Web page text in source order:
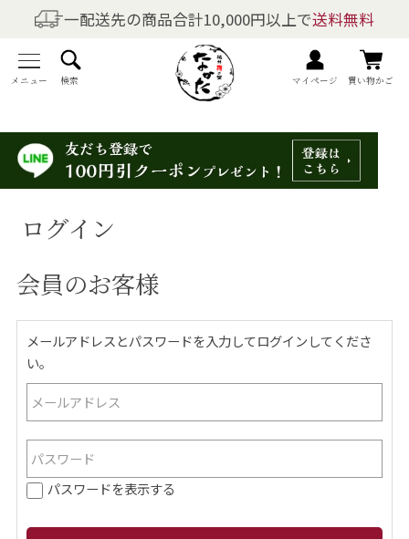
一配送先の商品合計10,000円以上で送料無料
メニュー 検索 マイページ 買い物かご
商品を探す
全商品一覧
梅干しの商品一覧
梅酒の商品一覧
梅製品・その他の商品一覧
メニュー
トップページ
マイページ
ご案内
ログイン
会員のお客様
メールアドレスとパスワードを入力してログインしてくださ
い。
パスワードを表示する